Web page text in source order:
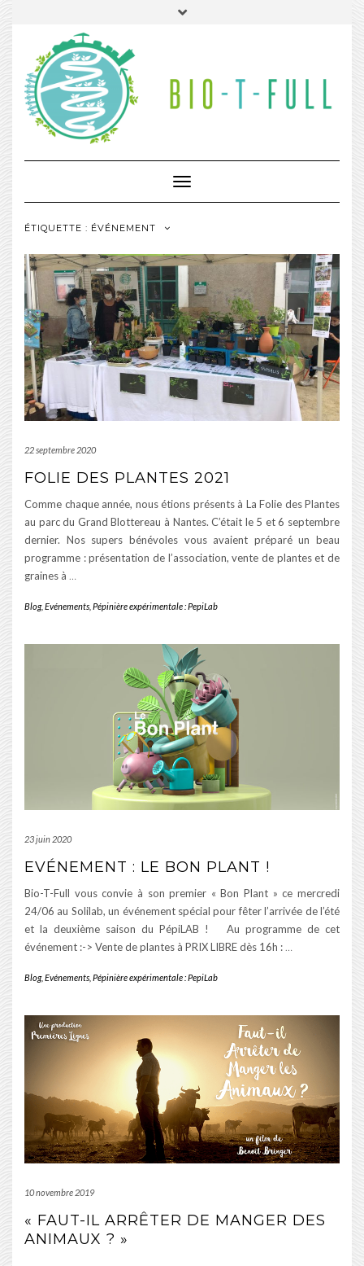
Toggle
Navigation
ÉTIQUETTE : ÉVÉNEMENT
22 septembre 2020
FOLIE DES PLANTES 2021
Comme chaque année, nous étions présents à La Folie des Plantes
au parc du Grand Blottereau à Nantes. C’était le 5 et 6 septembre
dernier. Nos supers bénévoles vous avaient préparé un beau
programme : présentation de l’association, vente de plantes et de
graines à …
Blog, Evénements Pépinière expérimentale : PepiLab
23 juin 2020
EVÉNEMENT : LE BON PLANT !
Bio-T-Full vous convie à son premier « Bon Plant » ce mercredi
24/06 au Solilab, un événement spécial pour fêter l’arrivée de l’été
et la deuxième saison du PépiLAB ! Au programme de cet
événement :-> Vente de plantes à PRIX LIBRE dès 16h : …
Blog, Evénements Pépinière expérimentale : PepiLab
10 novembre 2019
« FAUT-IL ARRÊTER DE MANGER DES
ANIMAUX ? »